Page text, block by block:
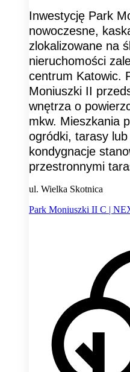
Inwestycję Park
nowoczesne,
zlokalizowane na
nieruchomości
centrum Katowic.
Moniuszki II
wnętrza o
mkw. Mieszkania
ogródki, tarasy
kondygnacje
przestronnymi
ul. Wielka Skotnica
Park Moniuszki II C |